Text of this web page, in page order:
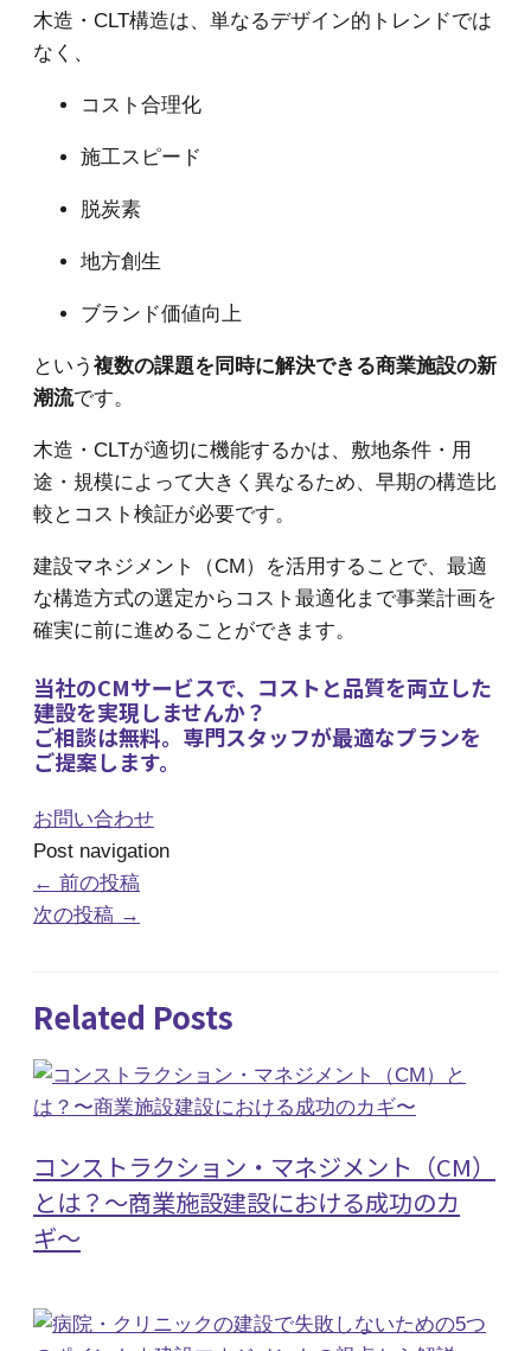
木造・CLT構造は、単なるデザイン的トレンドでは
なく、
コスト合理化
施工スピード
脱炭素
地方創生
ブランド価値向上
という 複数の課題を同時に解決できる商業施設の新
潮流です。
木造・CLTが適切に機能するかは、敷地条件・用
途・規模によって大きく異なるため、早期の構造比
較とコスト検証が必要です。
建設マネジメント（CM）を活用することで、最適
な構造方式の選定からコスト最適化まで事業計画を
確実に前に進めることができます。
当社のCMサービスで、コストと品質を両立した
建設を実現しませんか？
ご相談は無料。専門スタッフが最適なプランを
ご提案します。
お問い合わせ
Post navigation
← 前の投稿
次の投稿 →
Related Posts
コンストラクション・マネジメント（CM）
とは？〜商業施設建設における成功のカ
ギ〜